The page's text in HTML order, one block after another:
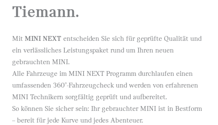
Tiemann.
Mit MINI NEXT entscheiden Sie sich für geprüfte Qualität und
ein verlässliches Leistungspaket rund um Ihren neuen
gebrauchten MINI.
Alle Fahrzeuge im MINI NEXT Programm durchlaufen einen
umfassenden 360°-Fahrzeugcheck und werden von erfahrenen
MINI Technikern sorgfältig geprüft und aufbereitet.
So können Sie sicher sein: Ihr gebrauchter MINI ist in Bestform
– bereit für jede Kurve und jedes Abenteuer.